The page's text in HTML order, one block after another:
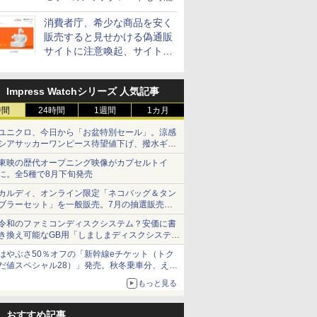
消費者庁、希少な商品を安く
販売すると見せかける偽通販
サイトに注意喚起、サイト名
Impress Watchシリーズ 人気記事
24時間 1週間 1カ月
ニクロ、今日から「お盆特別セール」。涼感
アサッカーワンピース待望値下げ、撥水ギア
ョーツは1990円に
映の歴代オープニング映像がカプセルトイ
。全5種で8月下旬発売
ルディ、オンライン限定「ネコバッグ＆タン
ラーセット」を一般販売。7月の抽選販売の
選無効分
和のファミコンディスクシステム？安価に書
換え可能なGB用「しましまディスクシステ
」
やぶさ50％オフの「新幹線eチケット（トク
値スペシャル28）」発売。秋冬乗車分、えき
もっと見る